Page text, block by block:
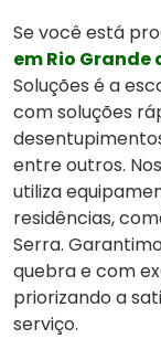
Se você está
em Rio Grande
Soluções é a
com soluções
entre outros.
utiliza
residências,
Serra.
quebra e com
priorizando a
serviço.